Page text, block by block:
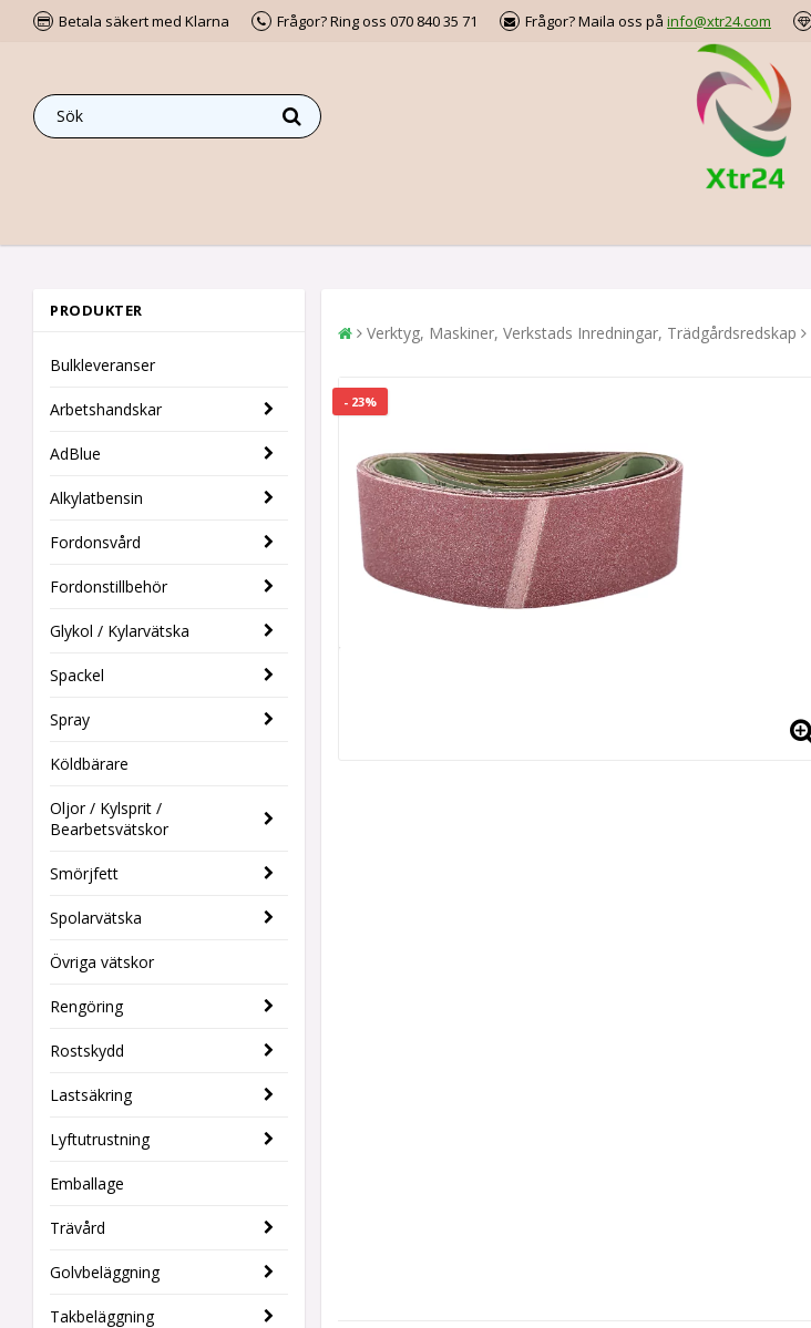
Betala säkert med Klarna Frågor? Ring oss 070 840 35 71 Frågor? Maila oss på info@xtr24.com
PRODUKTER
Bulkleveranser
Arbetshandskar
AdBlue
Alkylatbensin
Fordonsvård
Fordonstillbehör
Glykol / Kylarvätska
Spackel
Spray
Köldbärare
Oljor / Kylsprit /
Bearbetsvätskor
Smörjfett
Spolarvätska
Övriga vätskor
Rengöring
Rostskydd
Lastsäkring
Lyftutrustning
Emballage
Trävård
Golvbeläggning
Takbeläggning
Verktyg, Maskiner, Verkstads Inredningar, Trädgårdsredskap
- 23%